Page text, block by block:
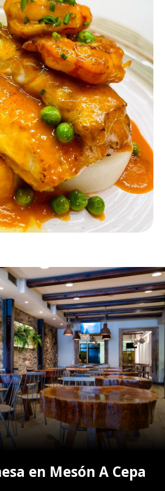
en Mesón A Cepa